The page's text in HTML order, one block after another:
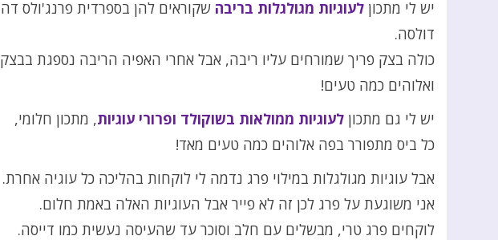
יש לי מתכון לעוגיות מגולגלות בריבה שקוראים להן בספרדית פרנג'ולס דה
דולסה.
כולה בצק פריך שמורחים עליו ריבה, אבל אחרי האפיה הריבה נספגת בבצק
ואלוהים כמה טעים!
יש לי גם מתכון לעוגיות ממולאות בשוקולד ופרורי עוגיות, מתכון חלומי,
כל ביס מתפורר בפה אלוהים כמה טעים מאד!
אבל עוגיות מגולגלות במילוי פרג נדמה לי לוקחות בהליכה כל עוגיה אחרת.
אני משוגעת על פרג לכן זה לא פייר אבל העוגיות האלה באמת חלום.
לוקחים פרג טרי, מבשלים עם חלב וסוכר עד שהעיסה נעשית כמו דייסה.